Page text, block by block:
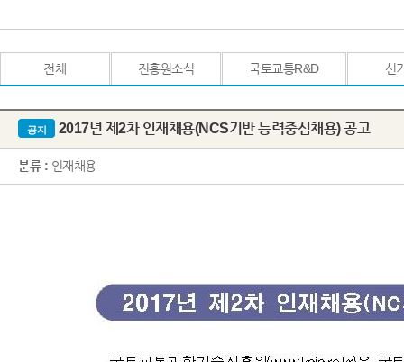
전체 진흥원소식 국토교통R&D 신
공지 2017년 제2차 인재채용(NCS기반 능력중심채용) 공고
분류 : 인재채용